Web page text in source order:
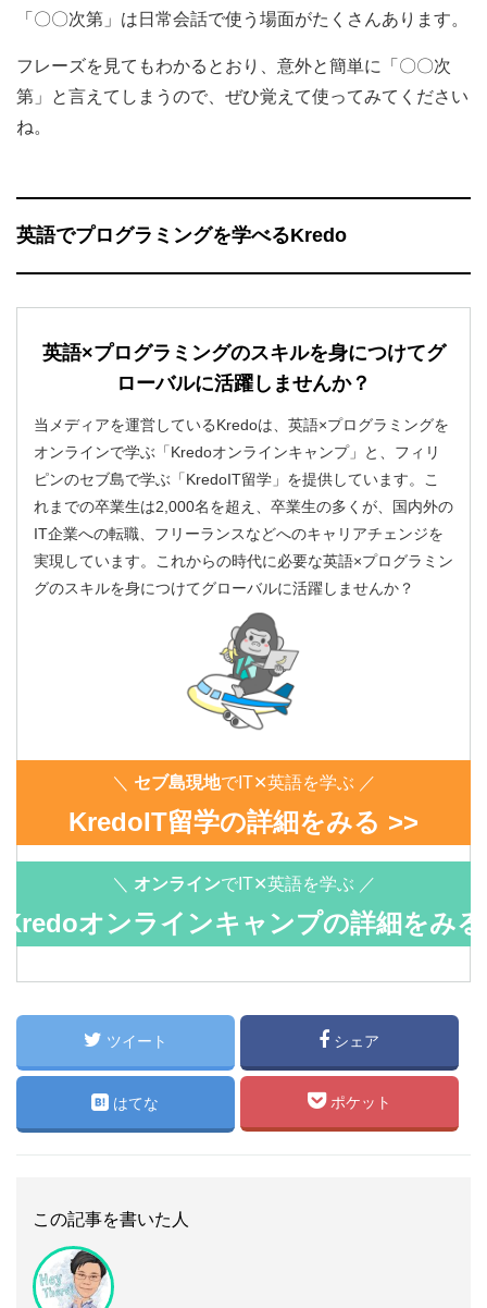
「〇〇次第」は日常会話で使う場面がたくさんあります。
フレーズを見てもわかるとおり、意外と簡単に「〇〇次
第」と言えてしまうので、ぜひ覚えて使ってみてください
ね。
英語でプログラミングを学べるKredo
英語×プログラミングのスキルを身につけてグ
ローバルに活躍しませんか？
当メディアを運営しているKredoは、英語×プログラミングを
オンラインで学ぶ「Kredoオンラインキャンプ」と、フィリ
ピンのセブ島で学ぶ「KredoIT留学」を提供しています。こ
れまでの卒業生は2,000名を超え、卒業生の多くが、国内外の
IT企業への転職、フリーランスなどへのキャリアチェンジを
実現しています。これからの時代に必要な英語×プログラミン
グのスキルを身につけてグローバルに活躍しませんか？
＼ セブ島現地でIT✕英語を学ぶ ／
KredoIT留学の詳細をみる >>
＼ オンラインでIT✕英語を学ぶ ／
Kredoオンラインキャンプの詳細をみる
ツイート シェア
はてな ポケット
この記事を書いた人